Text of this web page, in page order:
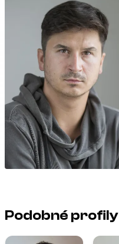
Podobné profily